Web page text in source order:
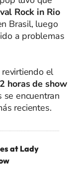
Rock in Rio
Brasil, luego
a problemas
el
2 horas de show
se encuentran
recientes.
at Lady